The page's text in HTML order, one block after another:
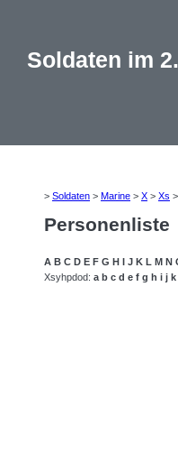
Soldaten im
> Soldaten > Marine > X > Xs >
Personenliste
A B C D E F G H I J K L M N
Xsyhpdod: a b c d e f g h i j k